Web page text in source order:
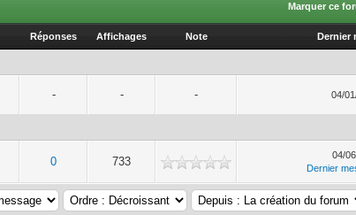
Marquer ce
Réponses Affichages Note Dernier
- - - 04/
0 733
04/
Dernier